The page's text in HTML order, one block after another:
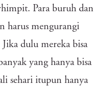
Para buruh dan
harus mengurangi
dulu mereka bisa
yang hanya bisa
sehari itupun hanya